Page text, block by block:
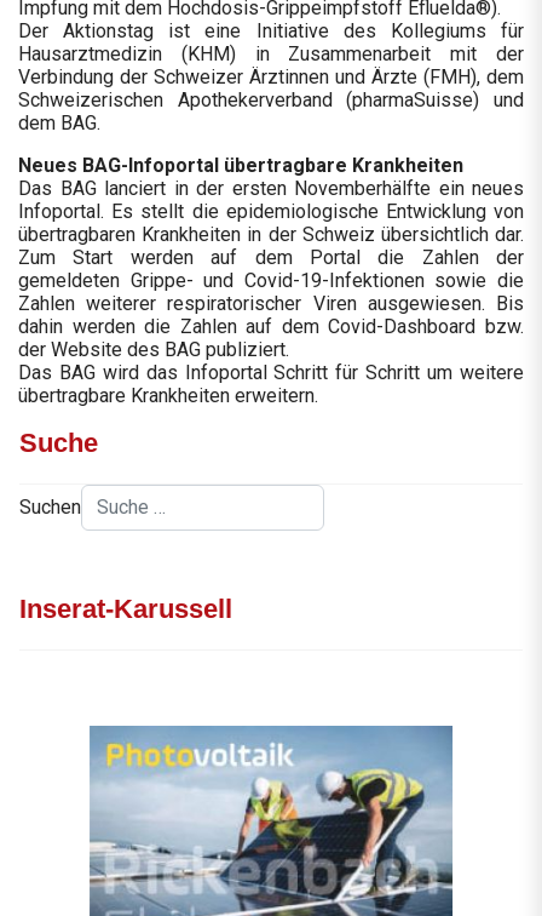
Impfung mit dem Hochdosis-Grippeimpfstoff Efluelda®).
Der Aktionstag ist eine Initiative des Kollegiums für
Hausarztmedizin (KHM) in Zusammenarbeit mit der
Verbindung der Schweizer Ärztinnen und Ärzte (FMH), dem
Schweizerischen Apothekerverband (pharmaSuisse) und
dem BAG.
Neues BAG-Infoportal übertragbare Krankheiten
Das BAG lanciert in der ersten Novemberhälfte ein neues
Infoportal. Es stellt die epidemiologische Entwicklung von
übertragbaren Krankheiten in der Schweiz übersichtlich dar.
Zum Start werden auf dem Portal die Zahlen der
gemeldeten Grippe- und Covid-19-Infektionen sowie die
Zahlen weiterer respiratorischer Viren ausgewiesen. Bis
dahin werden die Zahlen auf dem Covid-Dashboard bzw.
der Website des BAG publiziert.
Das BAG wird das Infoportal Schritt für Schritt um weitere
übertragbare Krankheiten erweitern.
Suche
Suchen
Inserat-Karussell